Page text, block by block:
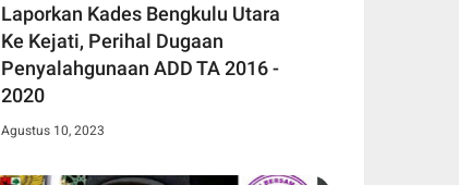
Laporkan Kades Bengkulu Utara
Ke Kejati, Perihal Dugaan
Penyalahgunaan ADD TA 2016 -
2020
Agustus 10, 2023